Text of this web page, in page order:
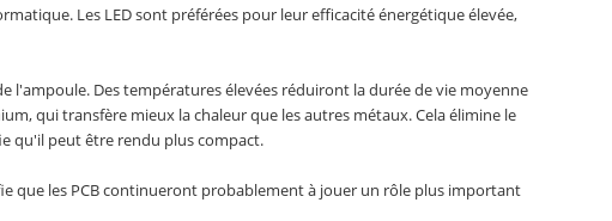
Les LED sont préférées pour leur efficacité énergétique élevée,
l'ampoule. Des températures élevées réduiront la durée de vie moyenne
qui transfère mieux la chaleur que les autres métaux. Cela élimine le
qu'il peut être rendu plus compact.
que les PCB continueront probablement à jouer un rôle plus important